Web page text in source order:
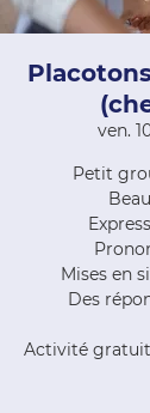
ven.
Petit
Mises en
Des
Activité